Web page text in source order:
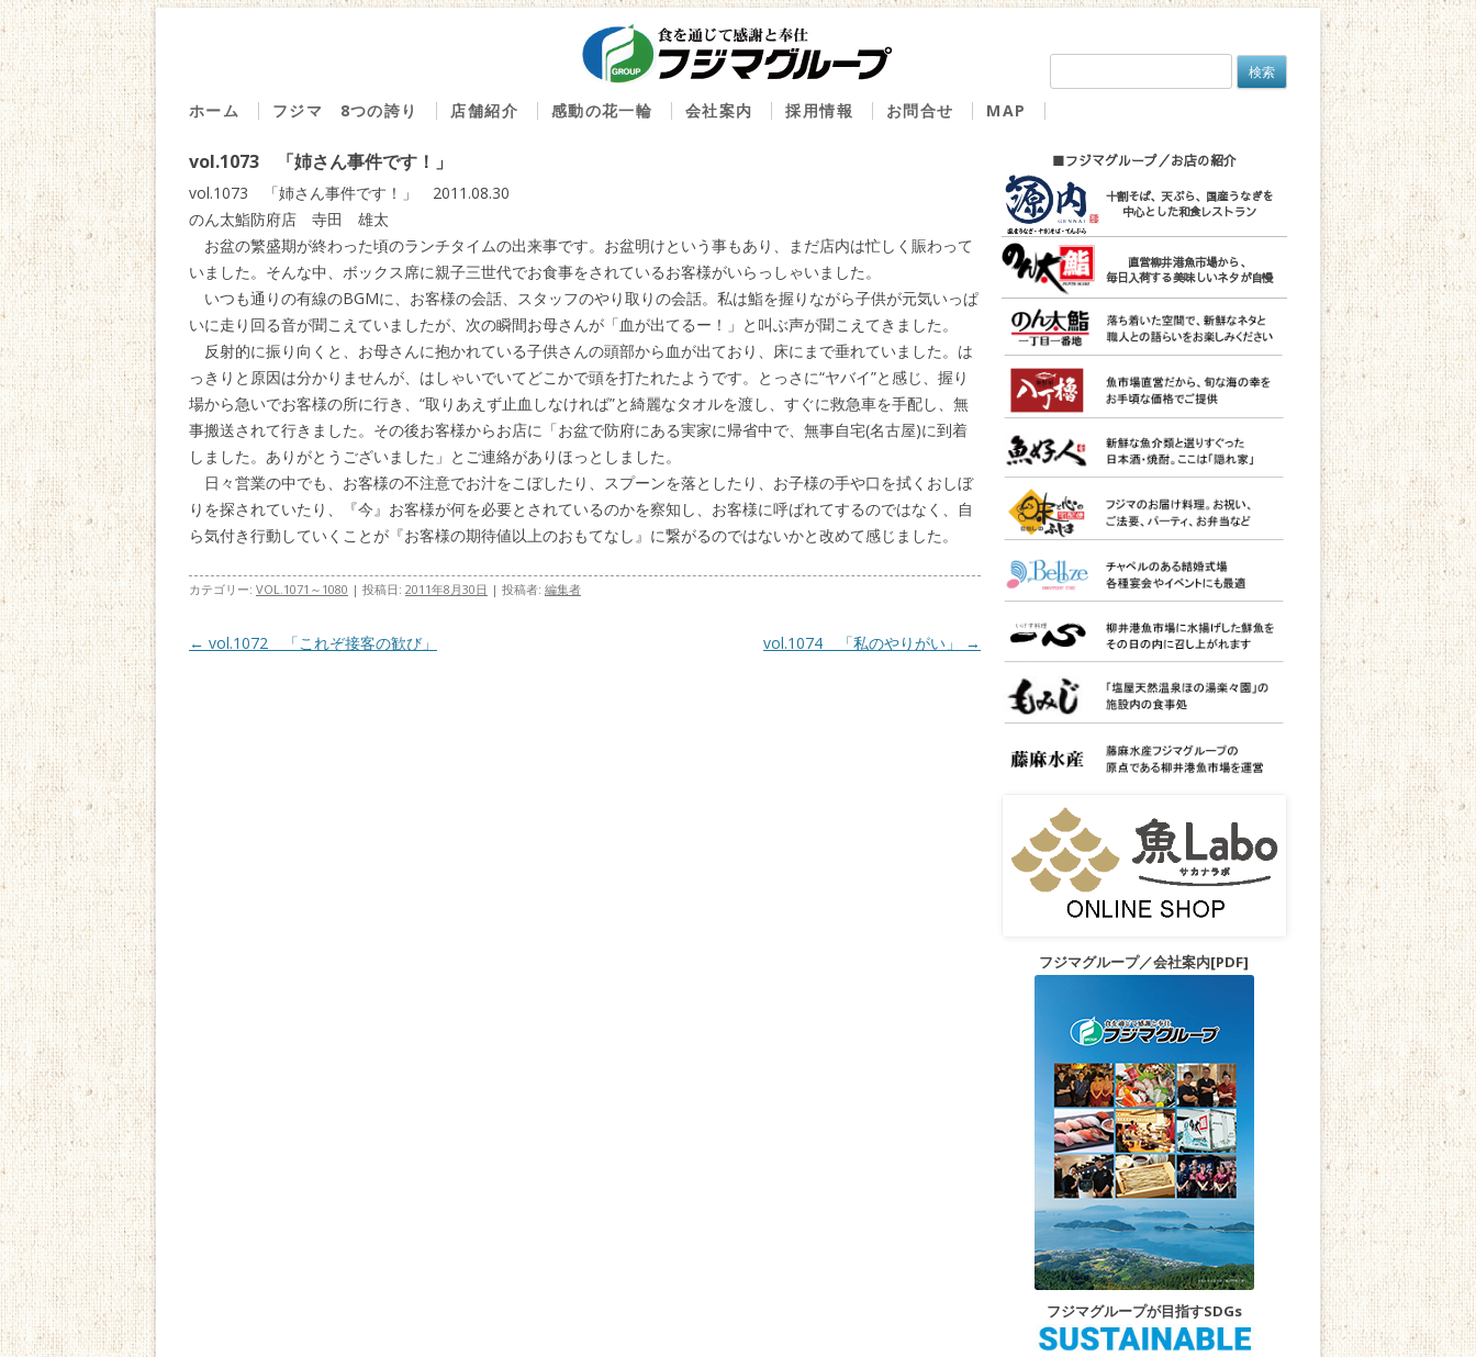
検
コンテンツへ移動
ホーム フジマ 8つの誇り
２．直営の魚市場
３．厳選した食材
４．旨味の探求
５．安心・安全
６．感動を創る
７．地域への貢献
８．社員は家族
店舗紹介
海鮮屋 八丁櫓
うまいもんや 魚好人
仕出しのふじま
ベルゼ
地魚ざんまい一心
食事処もみじ
藤麻水産
感動の花一輪 会社案内
沿革
下二桁運動
採用情報 お問合せ MAP
vol.1073 「姉さん事件です！」
vol.1073 「姉さん事件です！」 2011.08.30
のん太鮨防府店 寺田 雄太
お盆の繁盛期が終わった頃のランチタイムの出来事です。お盆明けという事もあり、まだ店内は忙しく賑わって
いました。そんな中、ボックス席に親子三世代でお食事をされているお客様がいらっしゃいました。
いつも通りの有線のBGMに、お客様の会話、スタッフのやり取りの会話。私は鮨を握りながら子供が元気いっぱ
いに走り回る音が聞こえていましたが、次の瞬間お母さんが「血が出てるー！」と叫ぶ声が聞こえてきました。
反射的に振り向くと、お母さんに抱かれている子供さんの頭部から血が出ており、床にまで垂れていました。は
っきりと原因は分かりませんが、はしゃいでいてどこかで頭を打たれたようです。とっさに“ヤバイ”と感じ、握り
場から急いでお客様の所に行き、“取りあえず止血しなければ”と綺麗なタオルを渡し、すぐに救急車を手配し、無
事搬送されて行きました。その後お客様からお店に「お盆で防府にある実家に帰省中で、無事自宅(名古屋)に到着
しました。ありがとうございました」とご連絡がありほっとしました。
日々営業の中でも、お客様の不注意でお汁をこぼしたり、スプーンを落としたり、お子様の手や口を拭くおしぼ
りを探されていたり、『今』お客様が何を必要とされているのかを察知し、お客様に呼ばれてするのではなく、自
ら気付き行動していくことが『お客様の期待値以上のおもてなし』に繋がるのではないかと改めて感じました。
カテゴリー: VOL.1071～1080 | 投稿日: 2011年8月30日 | 投稿者: 編集者
投稿ナビゲーション
← vol.1072 「これぞ接客の歓び」 vol.1074 「私のやりがい」 →
■フジマグループ／お店の紹介
十割そば、天ぷら、国産うなぎを
中心とした和食レストラン
直営柳井港魚市場から、
毎日入荷する美味しいネタが自慢
フジマグループ／会社案内[PDF]
フジマグループが目指すSDGs